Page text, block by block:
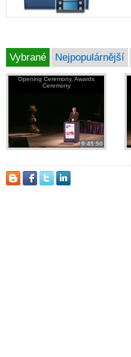
Vybrané Nejpopulárnější
Opening Ceremony, Awards
Ceremony
0:45:50